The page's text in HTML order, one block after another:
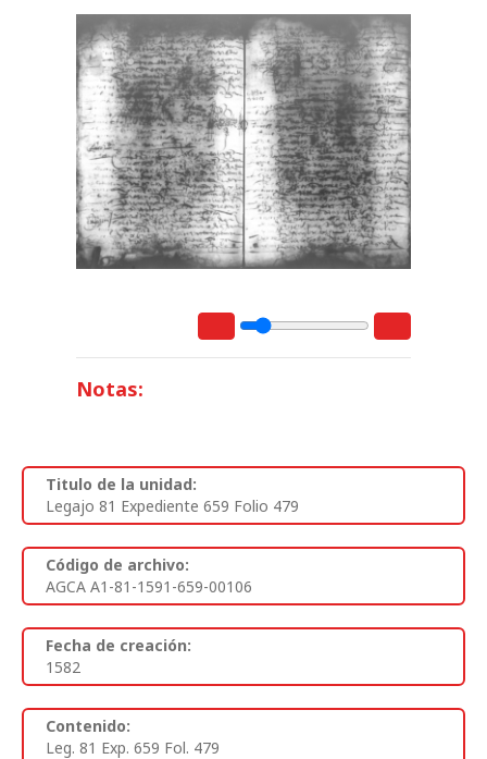
Notas:
Titulo de la unidad:
Legajo 81 Expediente 659 Folio 479
Código de archivo:
AGCA A1-81-1591-659-00106
Fecha de creación:
1582
Contenido:
Leg. 81 Exp. 659 Fol. 479